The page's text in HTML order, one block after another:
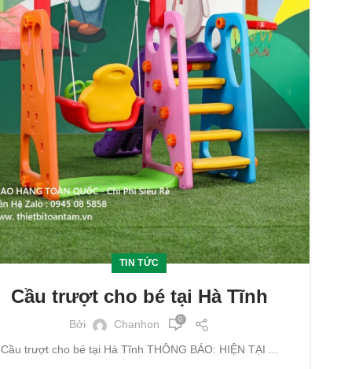
TIN TỨC
Cầu trượt cho bé tại Hà Tĩnh
Bởi Chanhon 0
Cầu trượt cho bé tại Hà Tĩnh THÔNG BÁO: HIỆN TẠI ...